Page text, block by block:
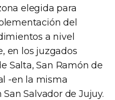
elegida para
del
a nivel
en los juzgados
Salta, San Ramón de
-en la misma
Salvador de Jujuy.